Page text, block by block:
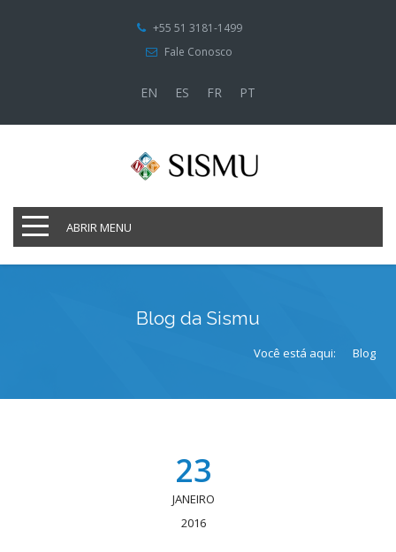
+55 51 3181-1499
Fale Conosco
EN ES FR PT
ABRIR MENU
Blog da Sismu
Você está aqui: Blog
23
JANEIRO
2016